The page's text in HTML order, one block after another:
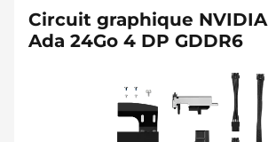
Circuit graphique NVIDIA
Ada 24Go 4 DP GDDR6